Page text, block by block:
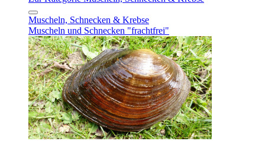
Muscheln, Schnecken & Krebse
Muscheln und Schnecken "frachtfrei"